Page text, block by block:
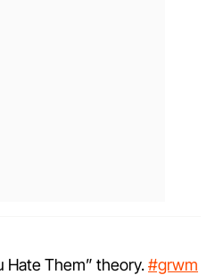
Hate Them” theory.#grwm